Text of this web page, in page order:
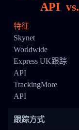
API vs.
特征
Skynet
Worldwide
Express UK跟踪
API
TrackingMore
API
跟踪方式